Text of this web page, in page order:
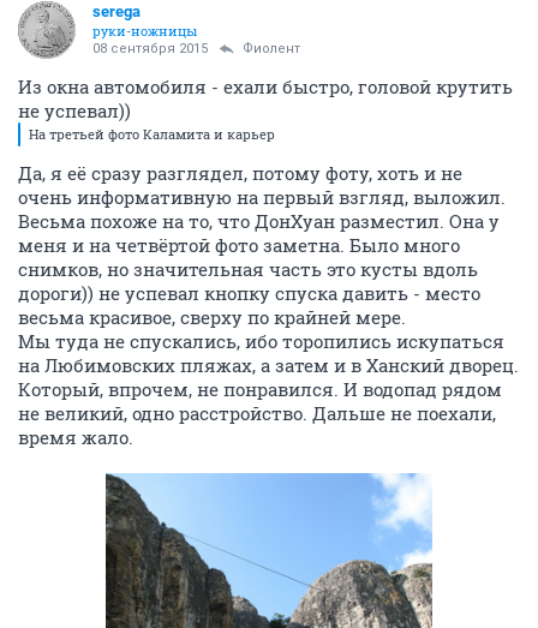
serega
руки-ножницы
08 сентября 2015 Фиолент
Из окна автомобиля - ехали быстро, головой крутить
не успевал))
На третьей фото Каламита и карьер
Да, я её сразу разглядел, потому фоту, хоть и не
очень информативную на первый взгляд, выложил.
Весьма похоже на то, что ДонХуан разместил. Она у
меня и на четвёртой фото заметна. Было много
снимков, но значительная часть это кусты вдоль
дороги)) не успевал кнопку спуска давить - место
весьма красивое, сверху по крайней мере.
Мы туда не спускались, ибо торопились искупаться
на Любимовских пляжах, а затем и в Ханский дворец.
Который, впрочем, не понравился. И водопад рядом
не великий, одно расстройство. Дальше не поехали,
время жало.